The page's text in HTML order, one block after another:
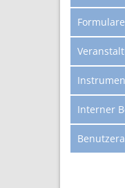
Formulare
Interner